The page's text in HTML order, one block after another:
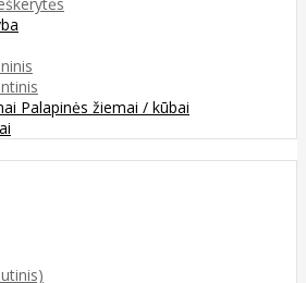
Palapinės žiemai / kūbai